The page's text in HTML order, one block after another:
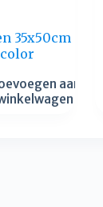
35x50cm
aan